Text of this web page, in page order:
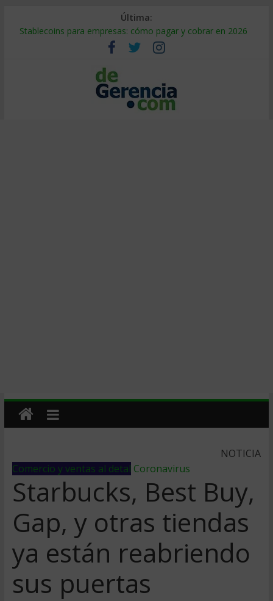
Última:
Stablecoins para empresas: cómo pagar y cobrar en 2026
Despido silencioso: qué es y por qué sale tan caro
IA en selección de personal: cómo auditarla a tiempo
Trabajo forzoso en la cadena de suministro: qué hacer
Mercado hispano de EE. UU.: cómo segmentarlo y venderle
NOTICIA
Comercio y ventas al detal Coronavirus
Starbucks, Best Buy,
Gap, y otras tiendas
ya están reabriendo
sus puertas